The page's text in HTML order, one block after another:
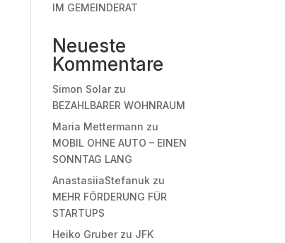
IM GEMEINDERAT
Neueste
Kommentare
Simon Solar zu
BEZAHLBARER WOHNRAUM
Maria Mettermann zu
MOBIL OHNE AUTO – EINEN
SONNTAG LANG
AnastasiiaStefanuk zu
MEHR FÖRDERUNG FÜR
STARTUPS
Heiko Gruber zu JFK